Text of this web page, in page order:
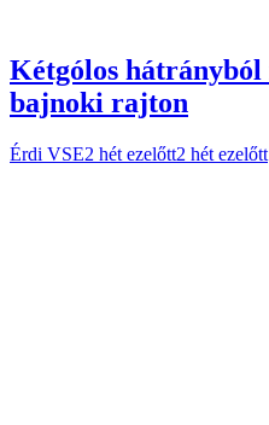
Kétgólos
bajnoki rajton
Érdi VSE2 hét ezelőtt2 hét ezelőtt